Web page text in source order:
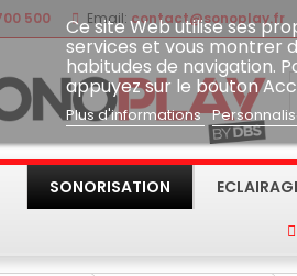
500 Email: contact@sonoplay.fr
Ce site Web utilise ses
services et vous montrer
habitudes de navigation.
appuyez sur le bouton
Plus d'informations
SONORISATION